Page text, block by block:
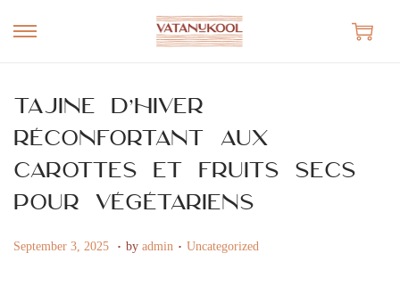
S
p
o
n
v
S
p
o
c
n
Tajine d’hiver
réconfortant aux
carottes et fruits secs
pour végétariens
P
September 3, 2025 . by admin . P
Uncategorized